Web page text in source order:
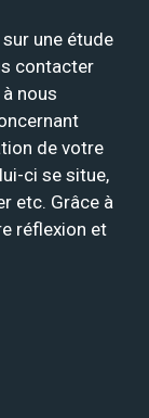
une étude
contacter
nous
de votre
ci se situe,
etc. Grâce à
réflexion et